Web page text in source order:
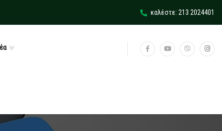
καλέστε: 213 2024401